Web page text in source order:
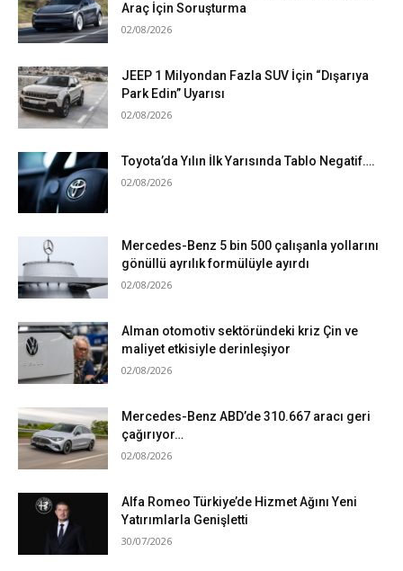
Araç İçin Soruşturma
02/08/2026
JEEP 1 Milyondan Fazla SUV İçin “Dışarıya
Park Edin” Uyarısı
02/08/2026
Toyota’da Yılın İlk Yarısında Tablo Negatif….
02/08/2026
Mercedes-Benz 5 bin 500 çalışanla yollarını
gönüllü ayrılık formülüyle ayırdı
02/08/2026
Alman otomotiv sektöründeki kriz Çin ve
maliyet etkisiyle derinleşiyor
02/08/2026
Mercedes-Benz ABD’de 310.667 aracı geri
çağırıyor…
02/08/2026
Alfa Romeo Türkiye’de Hizmet Ağını Yeni
Yatırımlarla Genişletti
30/07/2026